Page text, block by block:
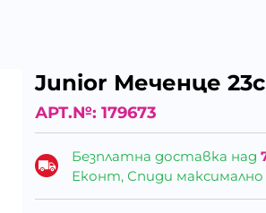
Junior Меченце
АРТ.№: 179673
Безплатна доставка над
Еконт, Спиди максимално